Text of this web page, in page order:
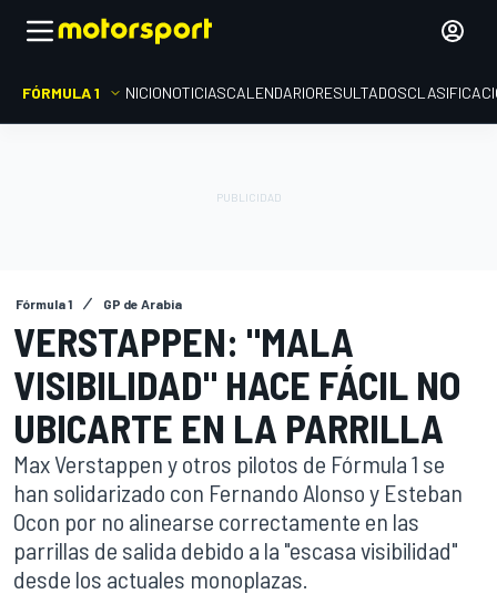
FÓRMULA 1 INICIONOTICIASCALENDARIORESULTADOS
Fórmula 1 GP de Arabia
VERSTAPPEN: "MALA
VISIBILIDAD" HACE FÁCIL NO
UBICARTE EN LA PARRILLA
Max Verstappen y otros pilotos de Fórmula 1 se
han solidarizado con Fernando Alonso y Esteban
Ocon por no alinearse correctamente en las
parrillas de salida debido a la "escasa visibilidad"
desde los actuales monoplazas.